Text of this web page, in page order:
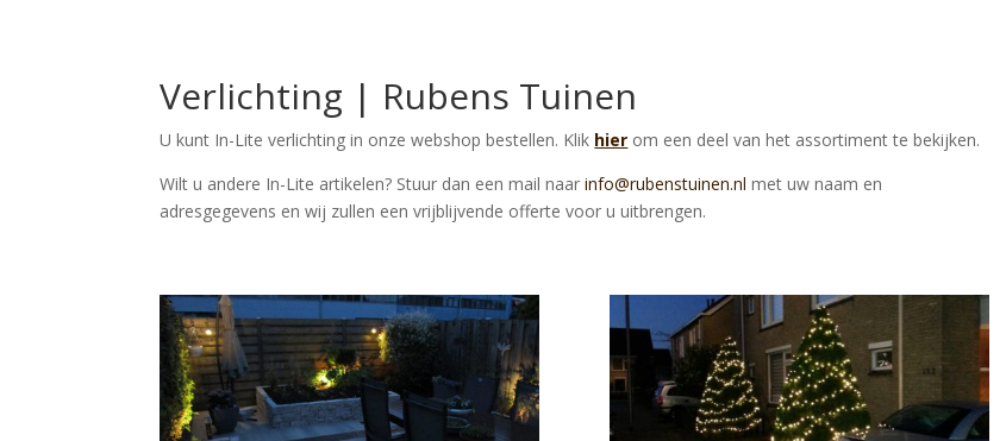
Verlichting | Rubens Tuinen
U kunt In-Lite verlichting in onze webshop bestellen. Klik hier om een deel van het assortiment te bekijken.
Wilt u andere In-Lite artikelen? Stuur dan een mail naarinfo@rubenstuinen.nl met uw naam en
adresgegevens en wij zullen een vrijblijvende offerte voor u uitbrengen.